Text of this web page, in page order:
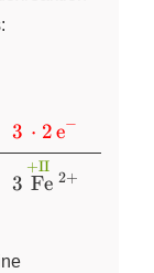
& 2\,
3 ⋅ 2eX
−
3 Fe
+II
2+